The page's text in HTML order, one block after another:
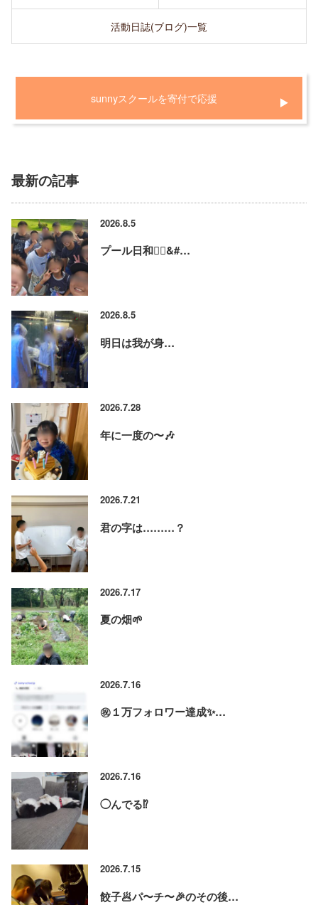
活動日誌(ブログ)一覧
sunnyスクールを寄付で応援
最新の記事
2026.8.5
プール日和🏊‍♂&#…
2026.8.5
明日は我が身…
2026.7.28
年に一度の〜🎶
2026.7.21
君の字は………？
2026.7.17
夏の畑🌱
2026.7.16
㊗️１万フォロワー達成✨…
2026.7.16
◯んでる⁉️
2026.7.15
餃子🥟パ〜チ〜🎉のその後…